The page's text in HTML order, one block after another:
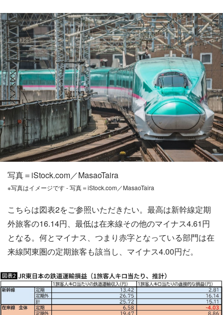
写真＝iStock.com／MasaoTaira
※写真はイメージです - 写真＝iStock.com／MasaoTaira
こちらは図表2をご参照いただきたい。最高は新幹線定期
外旅客の16.14円、最低は在来線その他のマイナス4.61円
となる。何とマイナス、つまり赤字となっている部門は在
来線関東圏の定期旅客も該当し、マイナス4.00円だ。